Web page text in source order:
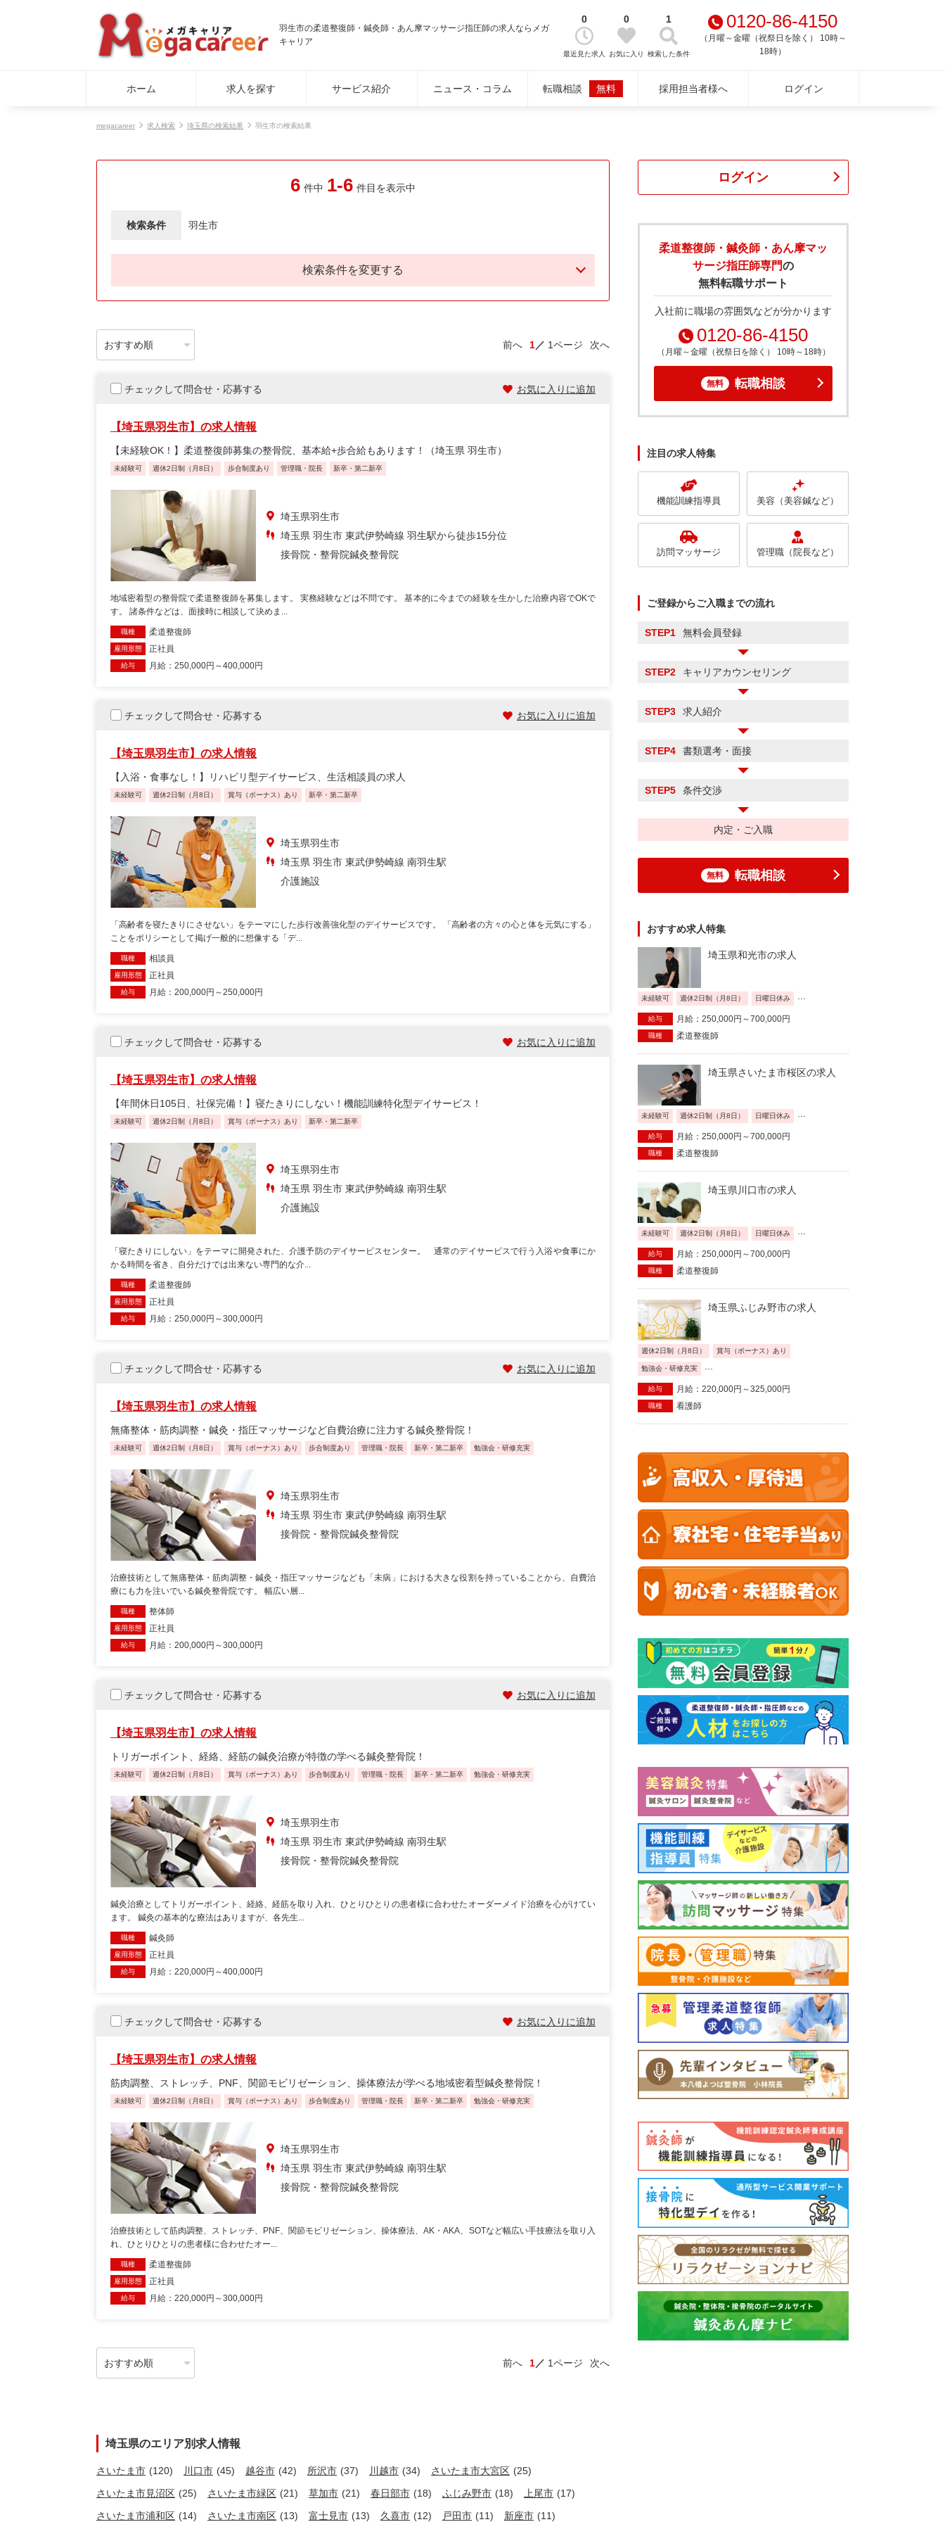
羽生市の柔道整復師・鍼灸師・あん摩マッサージ指圧師の求人ならメガ
キャリア
0
最近見た求人
0
お気に入り
1
検索した条件
0120-86-4150
（月曜～金曜（祝祭日を除く） 10時～
18時）
ホーム 求人を探す サービス紹介 ニュース・コラム 転職相談 無料 採用担当者様へ ログイン
megacareer 求人検索 埼玉県の検索結果 羽生市の検索結果
6 件中 1-6 件目を表示中
検索条件 羽生市
検索条件を変更する
前へ 1 1ページ 次へ
チェックして問合せ・応募する お気に入りに追加
【埼玉県羽生市】の求人情報
【未経験OK！】柔道整復師募集の整骨院、基本給+歩合給もあります！（埼玉県 羽生市）
未経験可 週休2日制（月8日） 歩合制度あり 管理職・院長 新卒・第二新卒
埼玉県羽生市
埼玉県 羽生市 東武伊勢崎線 羽生駅から徒歩15分位
接骨院・整骨院鍼灸整骨院
地域密着型の整骨院で柔道整復師を募集します。 実務経験などは不問です。 基本的に今までの経験を生かした治療内容でOKで
す。 諸条件などは、面接時に相談して決めま...
職種 柔道整復師
雇用形態 正社員
給与 月給：250,000円～400,000円
チェックして問合せ・応募する お気に入りに追加
【埼玉県羽生市】の求人情報
【入浴・食事なし！】リハビリ型デイサービス、生活相談員の求人
未経験可 週休2日制（月8日） 賞与（ボーナス）あり 新卒・第二新卒
埼玉県羽生市
埼玉県 羽生市 東武伊勢崎線 南羽生駅
介護施設
「高齢者を寝たきりにさせない」をテーマにした歩行改善強化型のデイサービスです。 「高齢者の方々の心と体を元気にする」
ことをポリシーとして掲げ一般的に想像する「デ...
職種 相談員
雇用形態 正社員
給与 月給：200,000円～250,000円
チェックして問合せ・応募する お気に入りに追加
【埼玉県羽生市】の求人情報
【年間休日105日、社保完備！】寝たきりにしない！機能訓練特化型デイサービス！
未経験可 週休2日制（月8日） 賞与（ボーナス）あり 新卒・第二新卒
埼玉県羽生市
埼玉県 羽生市 東武伊勢崎線 南羽生駅
介護施設
「寝たきりにしない」をテーマに開発された、介護予防のデイサービスセンター。 通常のデイサービスで行う入浴や食事にか
かる時間を省き、自分だけでは出来ない専門的な介...
職種 柔道整復師
雇用形態 正社員
給与 月給：250,000円～300,000円
チェックして問合せ・応募する お気に入りに追加
【埼玉県羽生市】の求人情報
無痛整体・筋肉調整・鍼灸・指圧マッサージなど自費治療に注力する鍼灸整骨院！
未経験可 週休2日制（月8日） 賞与（ボーナス）あり 歩合制度あり 管理職・院長 新卒・第二新卒 勉強会・研修充実
埼玉県羽生市
埼玉県 羽生市 東武伊勢崎線 南羽生駅
接骨院・整骨院鍼灸整骨院
治療技術として無痛整体・筋肉調整・鍼灸・指圧マッサージなども「未病」における大きな役割を持っていることから、自費治
療にも力を注いでいる鍼灸整骨院です。 幅広い層...
職種 整体師
雇用形態 正社員
給与 月給：200,000円～300,000円
チェックして問合せ・応募する お気に入りに追加
【埼玉県羽生市】の求人情報
トリガーポイント、経絡、経筋の鍼灸治療が特徴の学べる鍼灸整骨院！
未経験可 週休2日制（月8日） 賞与（ボーナス）あり 歩合制度あり 管理職・院長 新卒・第二新卒 勉強会・研修充実
埼玉県羽生市
埼玉県 羽生市 東武伊勢崎線 南羽生駅
接骨院・整骨院鍼灸整骨院
鍼灸治療としてトリガーポイント、経絡、経筋を取り入れ、ひとりひとりの患者様に合わせたオーダーメイド治療を心がけてい
ます。 鍼灸の基本的な療法はありますが、各先生...
職種 鍼灸師
雇用形態 正社員
給与 月給：220,000円～400,000円
チェックして問合せ・応募する お気に入りに追加
【埼玉県羽生市】の求人情報
筋肉調整、ストレッチ、PNF、関節モビリゼーション、操体療法が学べる地域密着型鍼灸整骨院！
未経験可 週休2日制（月8日） 賞与（ボーナス）あり 歩合制度あり 管理職・院長 新卒・第二新卒 勉強会・研修充実
埼玉県羽生市
埼玉県 羽生市 東武伊勢崎線 南羽生駅
接骨院・整骨院鍼灸整骨院
治療技術として筋肉調整、ストレッチ、PNF、関節モビリゼーション、操体療法、AK・AKA、SOTなど幅広い手技療法を取り入
れ、ひとりひとりの患者様に合わせたオー...
職種 柔道整復師
雇用形態 正社員
給与 月給：220,000円～300,000円
前へ 1 1ページ 次へ
埼玉県のエリア別求人情報
さいたま市 (120) 川口市 (45) 越谷市 (42) 所沢市 (37) 川越市 (34) さいたま市大宮区 (25)
さいたま市見沼区 (25) さいたま市緑区 (21) 草加市 (21) 春日部市 (18) ふじみ野市 (18) 上尾市 (17)
さいたま市浦和区 (14) さいたま市南区 (13) 富士見市 (13) 久喜市 (12) 戸田市 (11) 新座市 (11)
ログイン
柔道整復師・鍼灸師・あん摩マッ
サージ指圧師専門の
無料転職サポート
入社前に職場の雰囲気などが分かります
0120-86-4150
（月曜～金曜（祝祭日を除く） 10時～18時）
無料 転職相談
注目の求人特集
機能訓練指導員 美容（美容鍼など）
訪問マッサージ 管理職（院長など）
ご登録からご入職までの流れ
STEP1 無料会員登録
STEP2 キャリアカウンセリング
STEP3 求人紹介
STEP4 書類選考・面接
STEP5 条件交渉
内定・ご入職
無料 転職相談
おすすめ求人特集
埼玉県和光市の求人
未経験可 週休2日制（月8日） 日曜日休み
給与 月給：250,000円～700,000円
職種 柔道整復師
埼玉県さいたま市桜区の求人
未経験可 週休2日制（月8日） 日曜日休み
給与 月給：250,000円～700,000円
職種 柔道整復師
埼玉県川口市の求人
未経験可 週休2日制（月8日） 日曜日休み
給与 月給：250,000円～700,000円
職種 柔道整復師
埼玉県ふじみ野市の求人
週休2日制（月8日） 賞与（ボーナス）あり
勉強会・研修充実
給与 月給：220,000円～325,000円
職種 看護師